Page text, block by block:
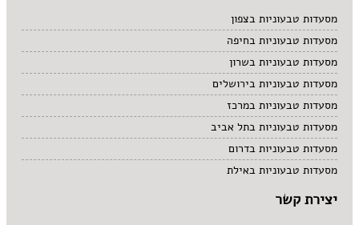
מסעדות טבעוניות בצפון
מסעדות טבעוניות בחיפה
מסעדות טבעוניות בשרון
מסעדות טבעוניות בירושלים
מסעדות טבעוניות במרכז
מסעדות טבעוניות בתל אביב
מסעדות טבעוניות בדרום
מסעדות טבעוניות באילת
יצירת קשר